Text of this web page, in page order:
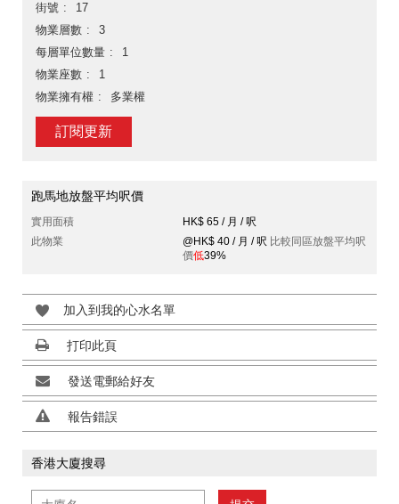
街號
17
物業層數
3
每層單位數量
1
物業座數
1
物業擁有權
多業權
訂閱更新
跑馬地放盤平均呎價
實用面積
HK$ 65 / 月 / 呎
此物業
@HK$ 40 / 月 / 呎 比較同區放盤平均呎
價低39%
加入到我的心水名單
打印此頁
發送電郵給好友
報告錯誤
香港大廈搜尋